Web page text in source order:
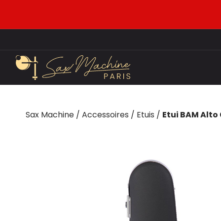
Sax Machine / Accessoires / Etuis / Etui BAM